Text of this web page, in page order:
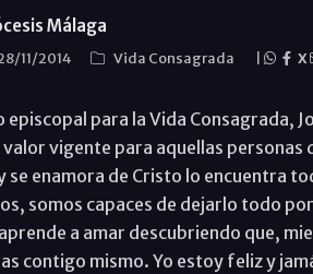
Málaga
11/2014 Vida Consagrada X
episcopal para la Vida Consagrada,
valor vigente para aquellas
se enamora de Cristo lo encuentra
somos capaces de dejarlo todo
a amar descubriendo que,
contigo mismo. Yo estoy feliz y